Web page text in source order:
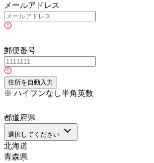
メールアドレス
郵便番号
住所を自動入力
※ ハイフンなし半角英数
都道府県
選択してください
北海道
青森県